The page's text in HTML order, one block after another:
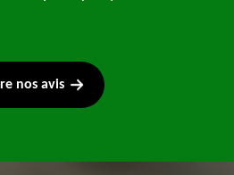
nos avis